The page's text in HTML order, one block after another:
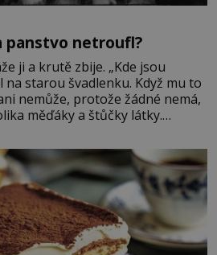
panstvo netroufl?
ji a krutě zbije. „Kde jsou
na starou švadlenku. Když mu to
nemůže, protože žádné nemá,
měďáky a štůčky látky.
ještě dlouho po jeho smrti